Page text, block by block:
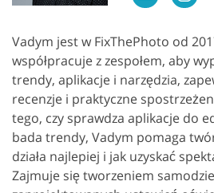
Vadym jest w FixThePhoto od
współpracuje z zespołem, aby
trendy, aplikacje i narzędzia,
recenzje i praktyczne
tego, czy sprawdza aplikacje do
bada trendy, Vadym pomaga
działa najlepiej i jak uzyskać
Zajmuje się tworzeniem